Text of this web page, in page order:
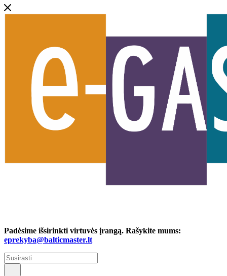
Padėsime išsirinkti virtuvės įrangą. Rašykite mums:
eprekyba@balticmaster.lt